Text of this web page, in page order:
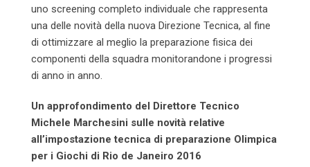
uno screening completo individuale che rappresenta
una delle novità della nuova Direzione Tecnica, al fine
di ottimizzare al meglio la preparazione fisica dei
componenti della squadra monitorandone i progressi
di anno in anno.
Un approfondimento del Direttore Tecnico
Michele Marchesini sulle novità relative
all’impostazione tecnica di preparazione Olimpica
per i Giochi di Rio de Janeiro 2016